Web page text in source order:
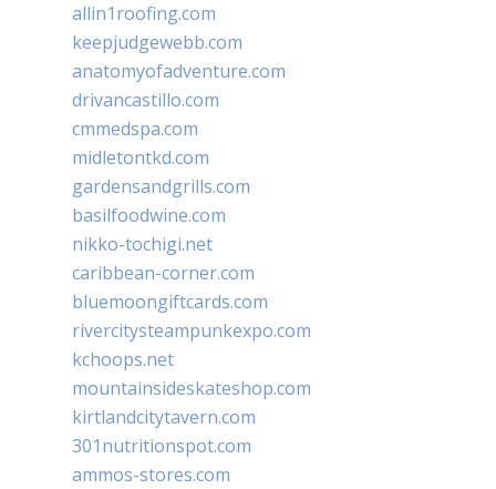
allin1roofing.com
keepjudgewebb.com
anatomyofadventure.com
drivancastillo.com
cmmedspa.com
midletontkd.com
gardensandgrills.com
basilfoodwine.com
nikko-tochigi.net
caribbean-corner.com
bluemoongiftcards.com
rivercitysteampunkexpo.com
kchoops.net
mountainsideskateshop.com
kirtlandcitytavern.com
301nutritionspot.com
ammos-stores.com